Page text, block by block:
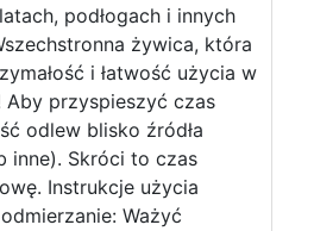
podłogach i innych
żywica, która
i łatwość użycia w
przyspieszyć czas
odlew blisko źródła
inne). Skróci to czas
Instrukcje użycia
Ważyć